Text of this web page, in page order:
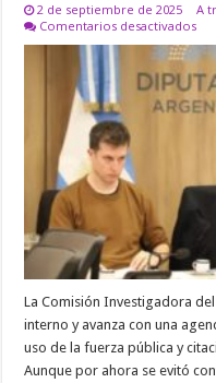
2 de septiembre de 2025 A
Comentarios desactivadosen
LA
La Comisión Investigadora
interno y avanza con una
uso de la fuerza pública y
Aunque por ahora se evitó